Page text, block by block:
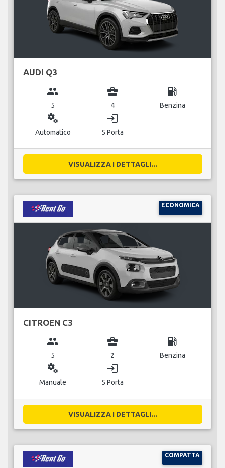
AUDI Q3
group
5
business_center
4
local_gas_station
Benzina
miscellaneous_services
Automatico
login
5 Porta
VISUALIZZA I DETTAGLI...
ECONOMICA
CITROEN C3
group
5
business_center
2
local_gas_station
Benzina
miscellaneous_services
Manuale
login
5 Porta
VISUALIZZA I DETTAGLI...
COMPATTA